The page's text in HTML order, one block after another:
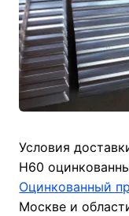
Условия
Н60
Оцинкованный
Москве и